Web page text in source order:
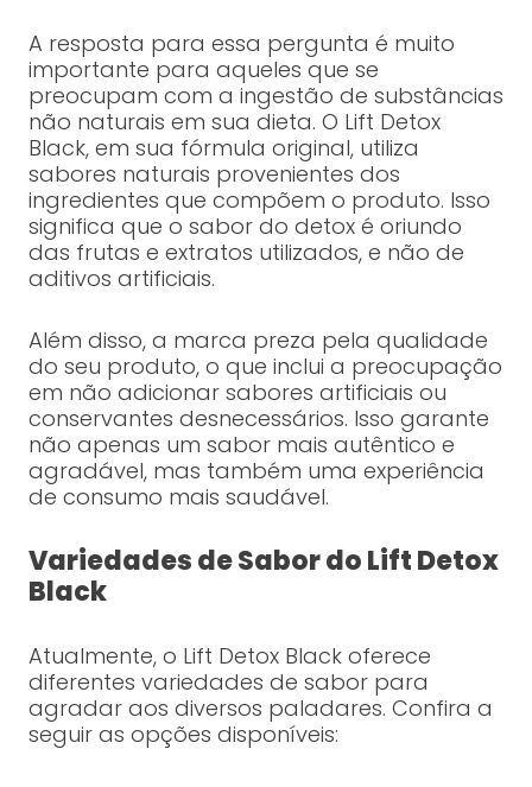
A resposta para essa pergunta é muito
importante para aqueles que se
preocupam com a ingestão de substâncias
não naturais em sua dieta. O Lift Detox
Black, em sua fórmula original, utiliza
sabores naturais provenientes dos
ingredientes que compõem o produto. Isso
significa que o sabor do detox é oriundo
das frutas e extratos utilizados, e não de
aditivos artificiais.
Além disso, a marca preza pela qualidade
do seu produto, o que inclui a preocupação
em não adicionar sabores artificiais ou
conservantes desnecessários. Isso garante
não apenas um sabor mais autêntico e
agradável, mas também uma experiência
de consumo mais saudável.
Variedades de Sabor do Lift Detox
Black
Atualmente, o Lift Detox Black oferece
diferentes variedades de sabor para
agradar aos diversos paladares. Confira a
seguir as opções disponíveis: